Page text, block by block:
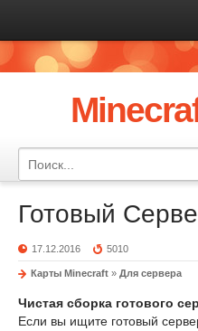
Готовый
17.12.2016 5010
Карты Minecraft » Для сервера
Чистая сборка готового
Если вы ищите готовый